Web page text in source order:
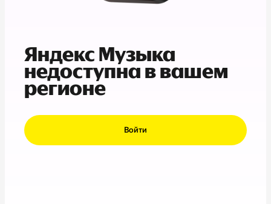
Яндекс Музыка
недоступна в вашем
регионе
Войти